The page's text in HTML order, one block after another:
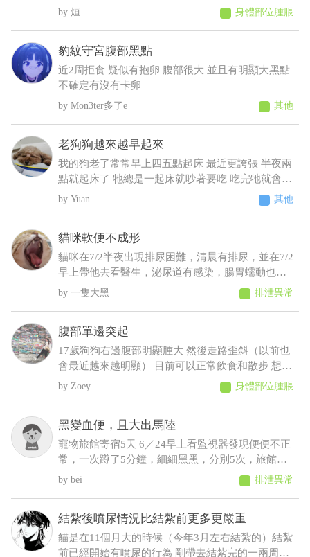
後來就少量多餐就比較不會拉了以前飼料都吃很快
現在都吃很慢有時候還沒有吃完 反而人在吃的他都
現在沒長多少出來變很瘦看得到肋骨 請問醫師這是
什麼狀況????????
烜 身體部位腫脹
豹紋守宮腹部黑點
近2周拒食 疑似有抱卵 腹部很大 並且有明顯大黑點
不確定有沒有卡卵
Mon3ter多了e 其他
老狗狗越來越早起來
我的狗老了常常早上四五點起床 最近更誇張 半夜兩
點就起床了 牠總是一起床就吵著要吃 吃完牠就會乖
乖睡回去 不吃牠就一直抓門一直來回踱步 我明明晚
上十點才給牠吃過 增加了散步次數 結果好像更糟
都是罐頭加水或羊奶稀釋給牠才會喝 這樣子可能是
什麼疾病呀 建議要做什麼檢查呢
Yuan 其他
貓咪軟便不成形
貓咪在7/2半夜出現排尿困難，清晨有排尿，並在7/2
早上帶他去看醫生，泌尿道有感染，腸胃蠕動也變
慢，目前在吃消炎藥和胃藥，昨日貓咪排便時軟便
但有成型，而今日排便軟便並未成型，貓咪在前陣
成型的
一隻大黑 排泄異常
腹部單邊突起
17歲狗狗右邊腹部明顯腫大 然後走路歪斜（以前也
會最近越來越明顯） 目前可以正常飲食和散步 想請
問可能會是什麼狀況，謝謝
Zoey 身體部位腫脹
黑變血便，且大出馬陸
寵物旅館寄宿5天 6／24早上看監視器發現便便不正
常，一次蹲了5分鐘，細細黑黑，分別5次，旅館通
報早上吐 中午接回，回來不進食，只喝水，且晚間
拉了2次黑便〔帶紅果凍型態的晶體〕 6／25 清晨
來！ 6／25下午帶去旅館指定的獸醫院看診 肛門觸
診完，醫生判斷潰瘍性結直腸炎，隨即打了制酸
劑，給了胃粘膜保護劑跟止瀉 7/2告知旅館回診血檢
bei 排泄異常
結紮後噴尿情況比結紮前更多更嚴重
貓是在11個月大的時候（今年3月左右結紮的）結紮
前已經開始有噴尿的行為 剛帶去結紮完的一兩周基